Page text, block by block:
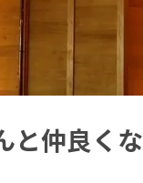
と仲良く